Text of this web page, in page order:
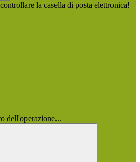
la casella di posta elettronica!
dell'operazione...